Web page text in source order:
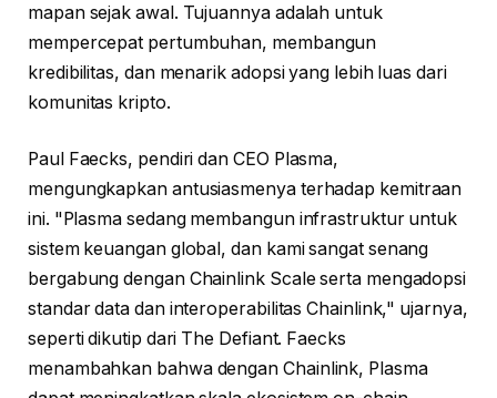
mapan sejak awal. Tujuannya adalah untuk
mempercepat pertumbuhan, membangun
kredibilitas, dan menarik adopsi yang lebih luas dari
komunitas kripto.
Paul Faecks, pendiri dan CEO Plasma,
mengungkapkan antusiasmenya terhadap kemitraan
ini. "Plasma sedang membangun infrastruktur untuk
sistem keuangan global, dan kami sangat senang
bergabung dengan Chainlink Scale serta mengadopsi
standar data dan interoperabilitas Chainlink," ujarnya,
seperti dikutip dari The Defiant. Faecks
menambahkan bahwa dengan Chainlink, Plasma